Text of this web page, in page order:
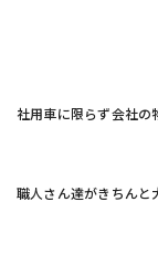
社用車に限らず会社の
職人さん達がきちんと